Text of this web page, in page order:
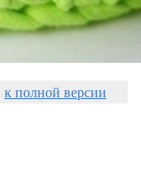
к полной версии